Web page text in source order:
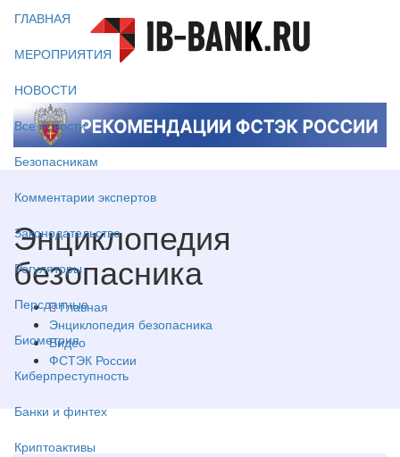
ГЛАВНАЯ
МЕРОПРИЯТИЯ
НОВОСТИ
Все новости
Безопасникам
Комментарии экспертов
Законодательство
Регуляторы
Персданные
Биометрия
Киберпреступность
Банки и финтех
Криптоактивы
Энциклопедия
безопасника
Главная
Энциклопедия безопасника
Видео
ФСТЭК России